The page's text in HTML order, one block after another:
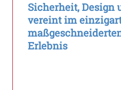
Sicherheit, Design
vereint im
Erlebnis